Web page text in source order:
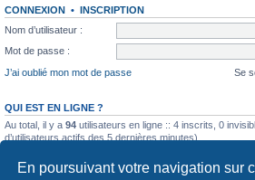
En poursuivant votre navigation sur
CONNEXION • INSCRIPTION
Nom d’utilisateur :
Mot de passe :
J’ai oublié mon mot de passe
Se
QUI EST EN LIGNE ?
Au total, il y a 94 utilisateurs en ligne :: 4 inscrits, 0
d’utilisateurs actifs des 5 dernières minutes)
0:07